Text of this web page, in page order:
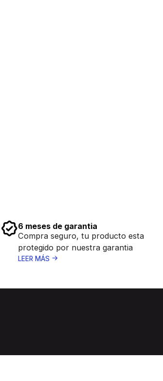
6 meses de garantia
Compra seguro, tu producto esta
protegido por nuestra garantia
LEER MÁS